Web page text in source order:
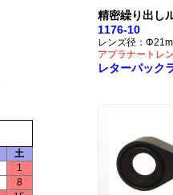
精密繰り出し
1176-10
レンズ径：
アプラナートレ
レターパック
土
1
8